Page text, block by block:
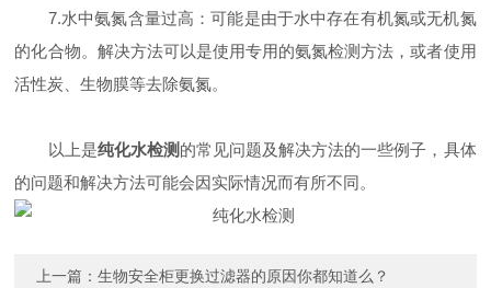
7.水中氨氮含量过高：可能是由于水中存在有机氮或无机氮
的化合物。解决方法可以是使用专用的氨氮检测方法，或者使用
活性炭、生物膜等去除氨氮。
以上是纯化水检测 的常见问题及解决方法的一些例子，具体
的问题和解决方法可能会因实际情况而有所不同。
上一篇：生物安全柜更换过滤器的原因你都知道么？